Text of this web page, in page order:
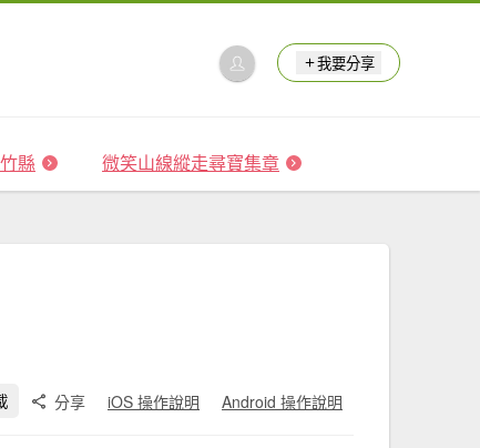
我要分享
縣 微笑山線縱走尋寶集章
分享 iOS 操作說明 Android 操作說明